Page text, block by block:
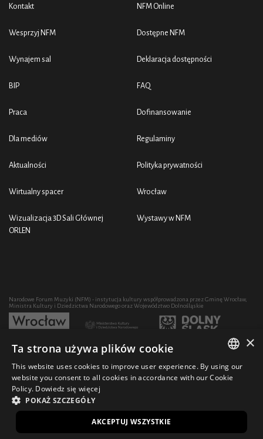
Kontakt
Wesprzyj NFM
Wynajem sal
BIP
Praca
Dla mediów
Aktualności
Wirtualny spacer
Wizualizacja 3D Sali Głównej
ORLEN
NFM Online
Dostępne NFM
Deklaracja dostępności
FAQ
Dofinansowanie
Regulaminy
Polityka prywatności
Wrocław
Wystawy w NFM
Narodowe Forum Muzyki (NFM) - instytucja kultury współprowadzona przez Gminę Wrocław,
Ministra Kultury i Dziedzictwa Narodowego oraz Województwo Dolnośląskie
Rozwój działalności artystycznej i edukacyjnej NFM poprzez zakup sprzętu współfinansowany
© 2021 Narodowe Forum Muzyki Design Ficturo
POLISH
×
Ta strona używa plików cookie
This website uses cookies to improve user experience. By using our
website you consent to all cookies in accordance with our Cookie
Policy. Dowiedz się więcej
POKAŻ SZCZEGÓŁY
AKCEPTUJ WSZYSTKIE